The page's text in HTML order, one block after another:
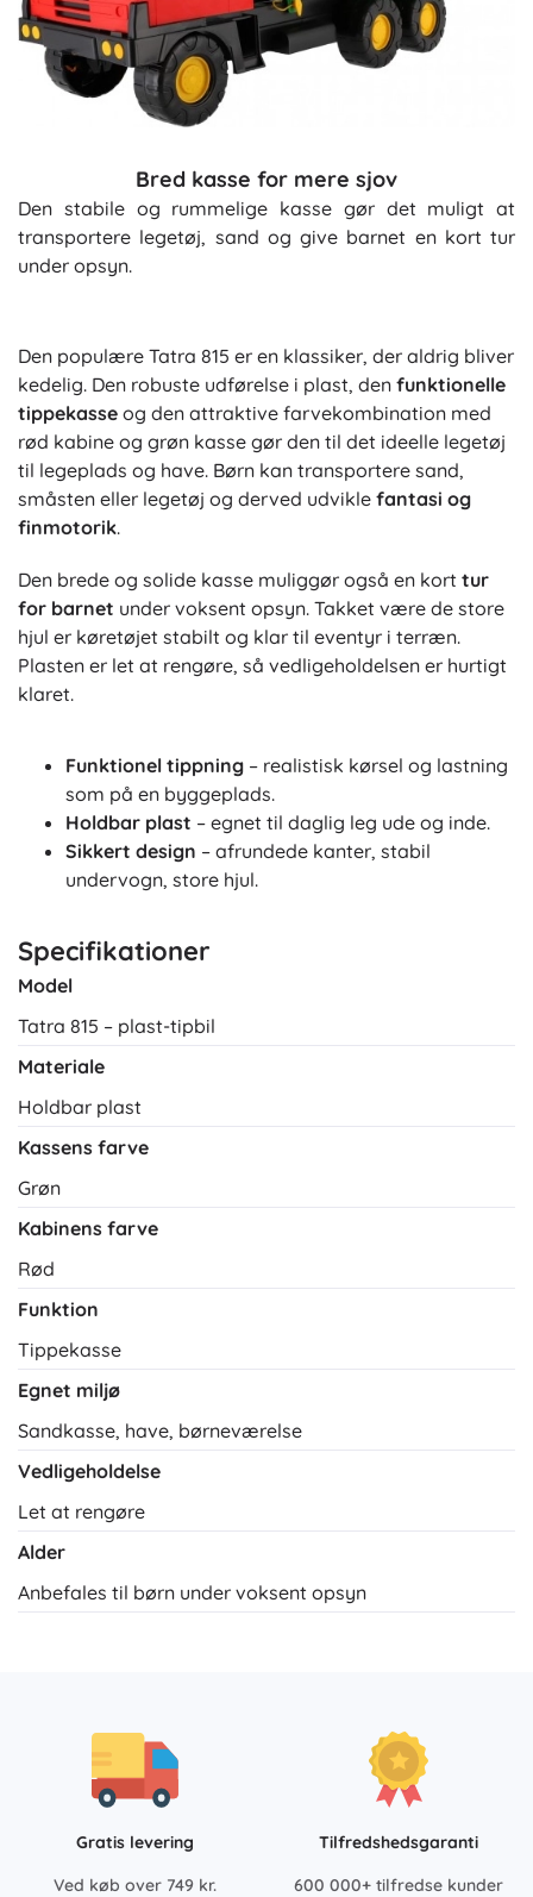
Bred kasse for mere sjov
Den stabile og rummelige kasse gør det muligt at
transportere legetøj, sand og give barnet en kort tur
under opsyn.
Den populære Tatra 815 er en klassiker, der aldrig bliver
kedelig. Den robuste udførelse i plast, den funktionelle
tippekasse og den attraktive farvekombination med
rød kabine og grøn kasse gør den til det ideelle legetøj
til legeplads og have. Børn kan transportere sand,
småsten eller legetøj og derved udvikle fantasi og
finmotorik.
Den brede og solide kasse muliggør også en kort tur
for barnet under voksent opsyn. Takket være de store
hjul er køretøjet stabilt og klar til eventyr i terræn.
Plasten er let at rengøre, så vedligeholdelsen er hurtigt
klaret.
Funktionel tippning – realistisk kørsel og lastning
som på en byggeplads.
Holdbar plast – egnet til daglig leg ude og inde.
Sikkert design – afrundede kanter, stabil
undervogn, store hjul.
Specifikationer
Model
Tatra 815 – plast-tipbil
Materiale
Holdbar plast
Kassens farve
Grøn
Kabinens farve
Rød
Funktion
Tippekasse
Egnet miljø
Sandkasse, have, børneværelse
Vedligeholdelse
Let at rengøre
Alder
Anbefales til børn under voksent opsyn
Gratis levering
Ved køb over 749 kr.
Tilfredshedsgaranti
600 000+ tilfredse kunder